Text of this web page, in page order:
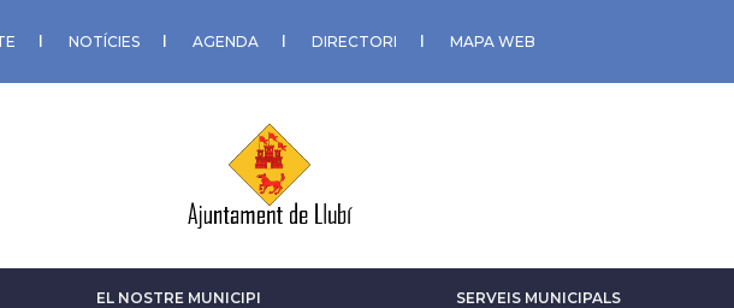
NOTÍCIES AGENDA DIRECTORI MAPA WEB
EL NOSTRE MUNICIPI SERVEIS MUNICIPALS